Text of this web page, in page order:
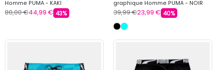
Homme PUMA - KAKI
80,00 €44,99 € 43%
graphique Homme PUMA - NOIR
39,99 €23,99 € 40%